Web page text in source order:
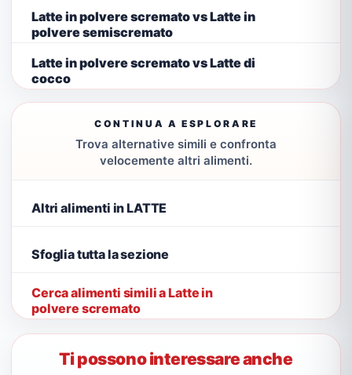
Latte in polvere scremato vs Latte in
polvere semiscremato
Latte in polvere scremato vs Latte di
cocco
CONTINUA A ESPLORARE
Trova alternative simili e confronta
velocemente altri alimenti.
Altri alimenti in LATTE
Sfoglia tutta la sezione
Cerca alimenti simili a Latte in
polvere scremato
Ti possono interessare anche